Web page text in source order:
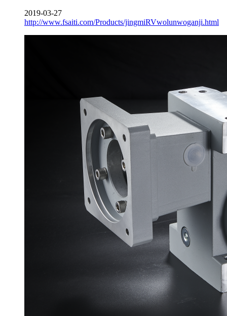
2019-03-27
http://www.fsaiti.com/Products/jingmiRVwolunwoganji.html